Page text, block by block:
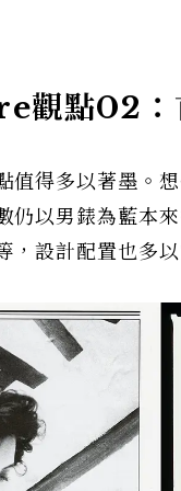
觀點02：
值得多以著墨
仍以男錶為藍本
，設計配置也多